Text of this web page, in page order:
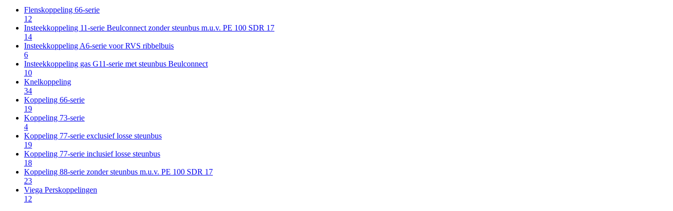
Flenskoppeling 66-serie
12
Insteekkoppeling 11-serie Beulconnect zonder steunbus m.u.v. PE 100 SDR 17
14
Insteekkoppeling A6-serie voor RVS ribbelbuis
6
Insteekkoppeling gas G11-serie met steunbus Beulconnect
10
Knelkoppeling
34
Koppeling 66-serie
19
Koppeling 73-serie
4
Koppeling 77-serie exclusief losse steunbus
19
Koppeling 77-serie inclusief losse steunbus
18
Koppeling 88-serie zonder steunbus m.u.v. PE 100 SDR 17
23
Viega Perskoppelingen
12